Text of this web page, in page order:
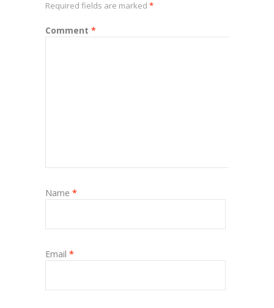
Required fields are marked *
Comment *
Name *
Email *